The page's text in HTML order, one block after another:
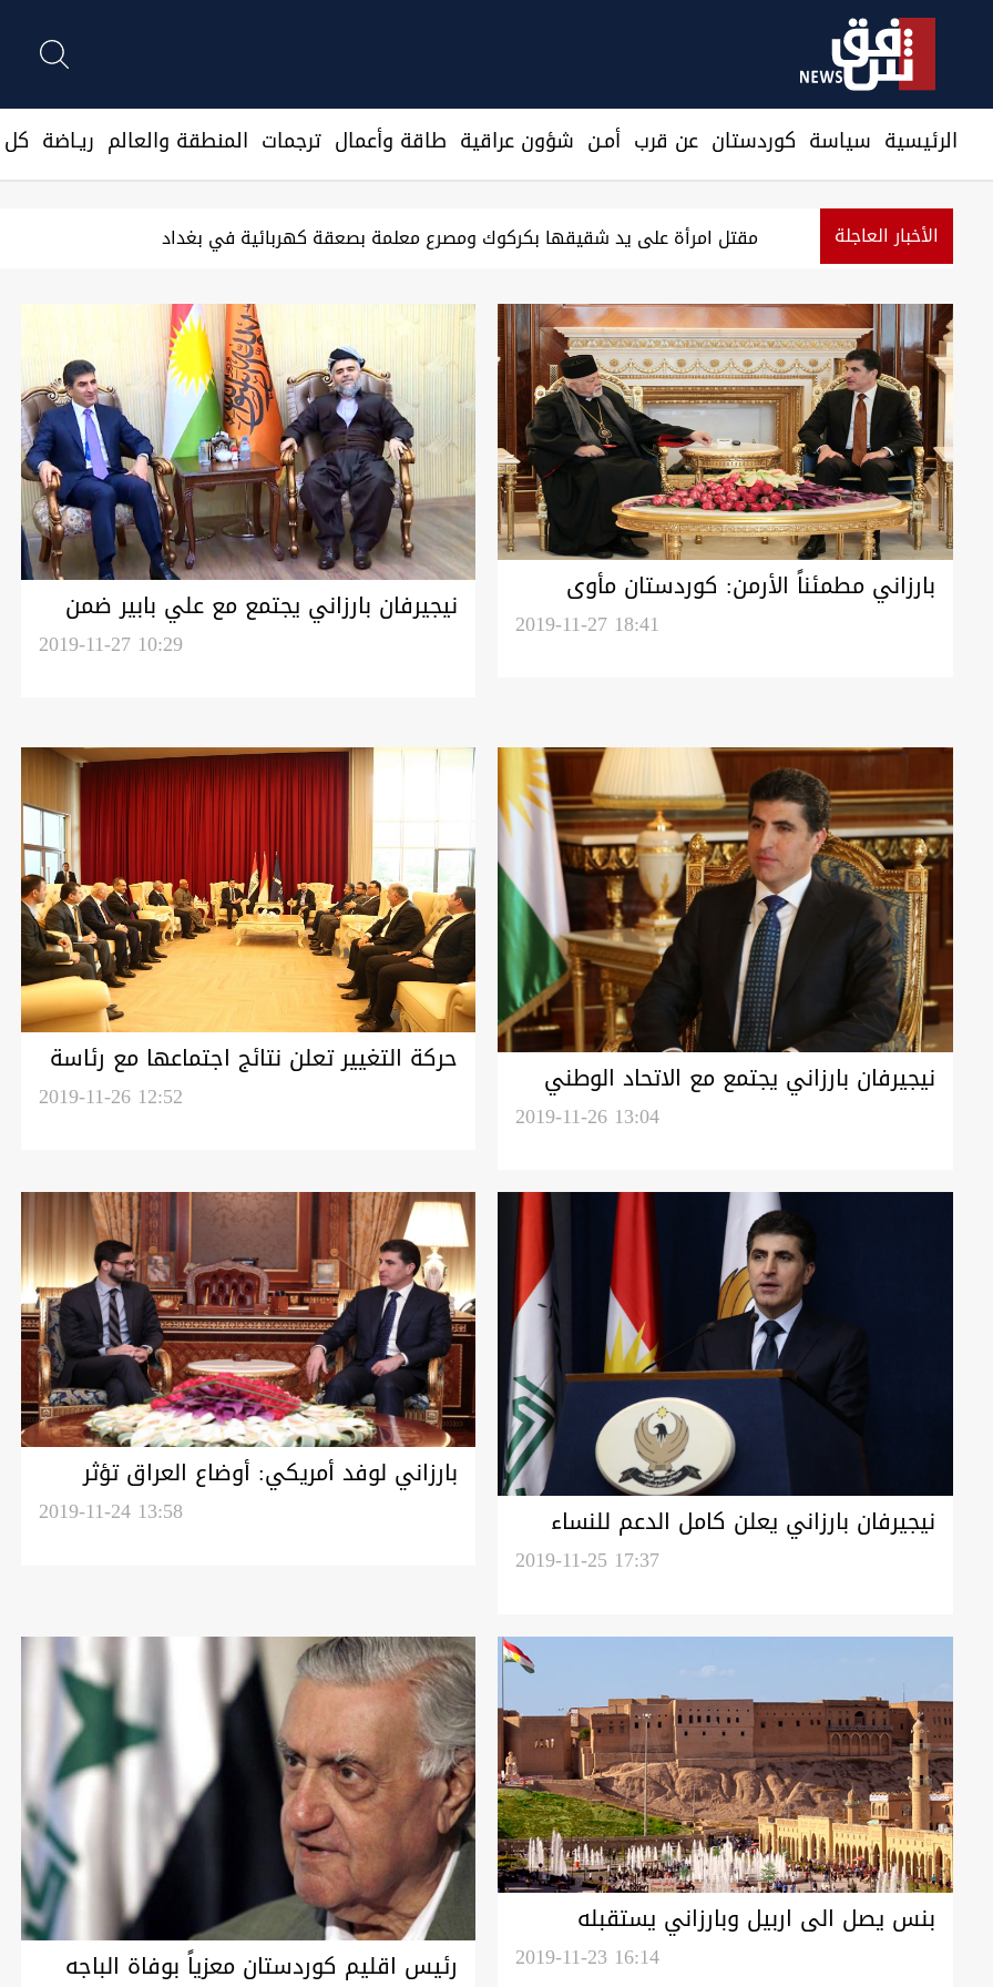
الرئيسية سیاسة كوردستان عن قرب أمـن شؤون عراقية طاقة وأعمال ترجمات المنطقة والعالم ريـاضة كل
الأخبار العاجلة وقفتان احتجاجيتان في الموصل والكوت: مطالبات بالحقوق والخدمات
بارزاني مطمئناً الأرمن: كوردستان مأوى
لجميع المكونات الدينية والقومية2019-11-27 18:41
نيجيرفان بارزاني يجتمع مع علي بابير ضمن
اطار لقاءاته بالأحزاب الكوردستانية2019-11-27 10:29
نيجيرفان بارزاني يجتمع مع الاتحاد الوطني
2019-11-26 13:04
حركة التغيير تعلن نتائج اجتماعها مع رئاسة
2019-11-26 12:52
نيجيرفان بارزاني يعلن كامل الدعم للنساء
والمساواة بين الجنسين في الاقليم2019-11-25 17:37
بارزاني لوفد أمريكي: أوضاع العراق تؤثر
علينا ونريد حل المشاكل مع بغداد بالحوار
2019-11-24 13:58
بنس يصل الى اربيل وبارزاني يستقبله
2019-11-23 16:14
رئيس اقليم كوردستان معزياً بوفاة الباجه